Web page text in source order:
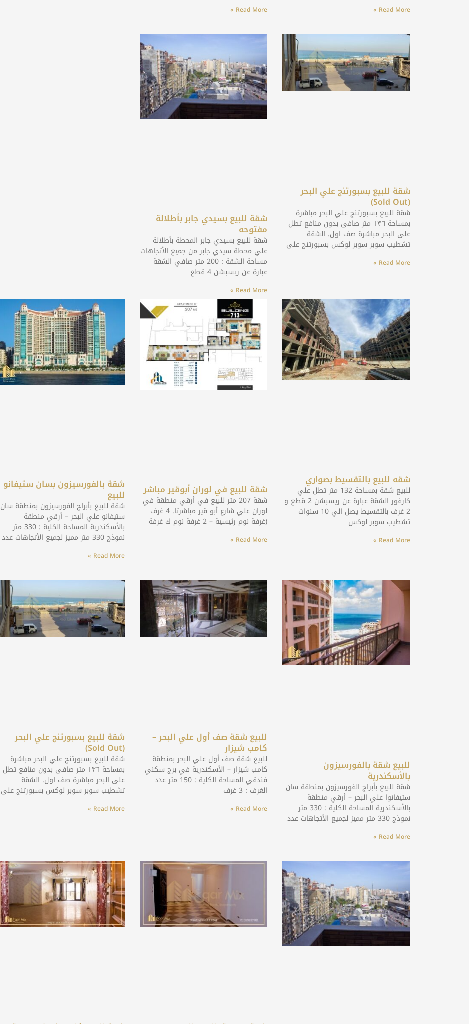
Read More »
Read More »
شقة للبيع بسبورتنج علي البحر
(Sold Out)
شقة للبيع بسبورتنج علي البحر مباشرة
بمساحة ١٣٦ متر صافى بدون منافع تطل
على البحر مباشرة صف اول. الشقة
تشطيب سوبر سوبر لوكس بسبورتنج على
Read More »
شقة للبيع بسيدي جابر بأطلالة
مفتوحه
شقة للبيع بسيدي جابر المحطة بأطلالة
علي محطة سيدي جابر من جميع الأتجاهات
مساحة الشقة : 200 متر صافي الشقة
عبارة عن ريسبشن 4 قطع
Read More »
شقه للبيع بالتقسيط بصواري
للبيع شقة بمساحة 132 متر تطل علي
كارفور الشقة عبارة عن ريسبشن 2 قطع و
2 غرف بالتقسيط يصل الي 10 سنوات
تشطيب سوبر لوكس
Read More »
شقة للبيع في لوران أبوقير مباشر
شقة 207 متر للبيع في أرقي منطقة في
لوران علي شارع أبو قير مباشرتا. 4 غرف
(غرفة نوم رئيسية – 2 غرفة نوم ك غرفة
Read More »
شقة بالفورسيزون بسان ستيفانو
للبيع
شقة للبيع بأبراج الفورسيزون بمنطقة سان
ستيفانو علي البحر – أرقي منطقة
بالأسكندرية المساحة الكلية : 330 متر
نموذج 330 متر مميز لجميع الأتجاهات عدد
Read More »
للبيع شقة بالفورسيزون
بالأسكندرية
شقة للبيع بأبراج الفورسيزون بمنطقة سان
ستيفانوا علي البحر – أرقي منطقة
بالأسكندرية المساحة الكلية : 330 متر
نموذج 330 متر مميز لجميع الأتجاهات عدد
Read More »
للبيع شقة صف أول علي البحر –
كامب شيزار
للبيع شقة صف أول علي البحر بمنطقة
كامب شيزار – الأسكندرية في برج سكني
فندقي المساحة الكلية : 150 متر عدد
الغرف : 3 غرف
Read More »
شقة للبيع بسبورتنج علي البحر
(Sold Out)
شقة للبيع بسبورتنج علي البحر مباشرة
بمساحة ١٣٦ متر صافى بدون منافع تطل
على البحر مباشرة صف اول. الشقة
تشطيب سوبر سوبر لوكس بسبورتنج على
Read More »